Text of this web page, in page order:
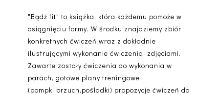
"Bądź fit" to książka, która każdemu pomoże w
osiągnięciu formy. W środku znajdziemy zbiór
konkretnych ćwiczeń wraz z dokładnie
ilustrującymi wykonanie ćwiczenia, zdjęciami.
Zawarte zostały ćwiczenia do wykonania w
parach, gotowe plany treningowe
(pompki,brzuch,pośladki) propozycje ćwiczeń do